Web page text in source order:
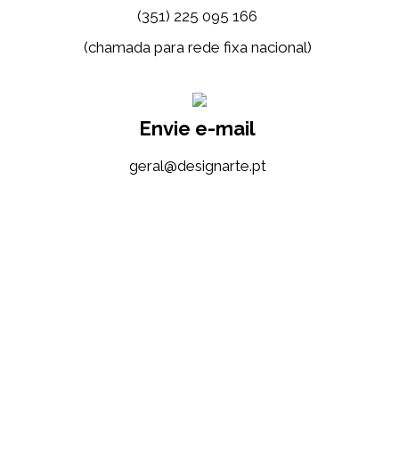
(351) 225 095 166
(chamada para rede fixa nacional)
Envie e-mail
tp.etrangised@lareg